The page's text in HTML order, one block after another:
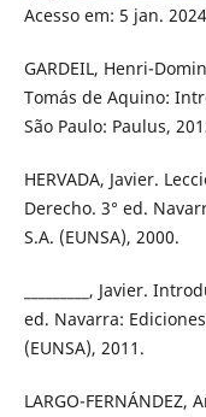
Acesso em: 5 jan.
GARDEIL, Henri-
Tomás de Aquino:
São Paulo: Paulus,
HERVADA, Javier.
Derecho. 3° ed.
S.A. (EUNSA), 2000.
_________, Javier.
ed. Navarra:
(EUNSA), 2011.
LARGO-